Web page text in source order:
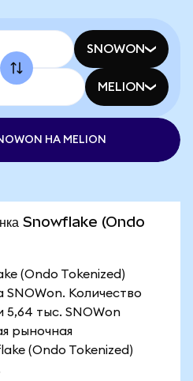
SNOWON
MELION
НА MELION
Snowflake (Ondo
(Ondo Tokenized)
SNOWon. Количество
тыс. SNOWon
рыночная
(Ondo Tokenized)